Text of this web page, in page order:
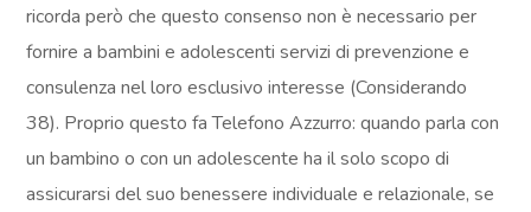
ricorda però che questo consenso non è necessario per
fornire a bambini e adolescenti servizi di prevenzione e
consulenza nel loro esclusivo interesse (Considerando
38). Proprio questo fa Telefono Azzurro: quando parla con
un bambino o con un adolescente ha il solo scopo di
assicurarsi del suo benessere individuale e relazionale, se